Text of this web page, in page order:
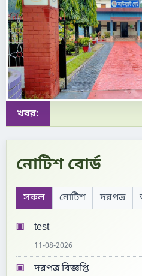
সৈয়দপুর ক্যান্টনমেন্ট বোর্ড
খবর:
নোটিশ বোর্ড
সকল নোটিশ দরপত্র
▣ test
11-08-2026
▣ দরপত্র বিজ্ঞপ্তি